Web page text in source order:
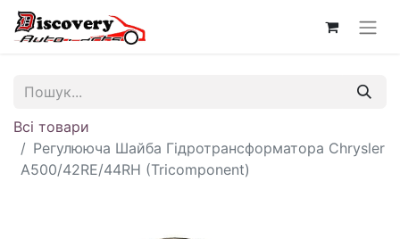
Всі товари
Регулююча Шайба Гідротрансформатора Chrysler
A500/42RE/44RH (Tricomponent)